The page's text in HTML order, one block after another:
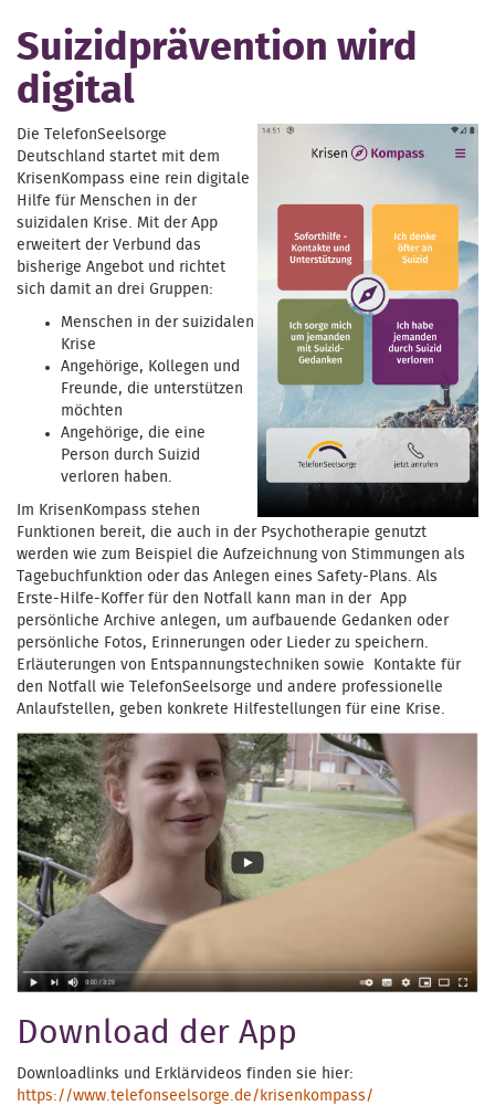
Suizidprävention wird
digital
Die TelefonSeelsorge
Deutschland startet mit dem
KrisenKompass eine rein digitale
Hilfe für Menschen in der
suizidalen Krise. Mit der App
erweitert der Verbund das
bisherige Angebot und richtet
sich damit an drei Gruppen:
Menschen in der suizidalen
Krise
Angehörige, Kollegen und
Freunde, die unterstützen
möchten
Angehörige, die eine
Person durch Suizid
verloren haben.
Im KrisenKompass stehen
Funktionen bereit, die auch in der Psychotherapie genutzt
werden wie zum Beispiel die Aufzeichnung von Stimmungen als
Tagebuchfunktion oder das Anlegen eines Safety-Plans. Als
Erste-Hilfe-Koffer für den Notfall kann man in der App
persönliche Archive anlegen, um aufbauende Gedanken oder
persönliche Fotos, Erinnerungen oder Lieder zu speichern.
Erläuterungen von Entspannungstechniken sowie Kontakte für
den Notfall wie TelefonSeelsorge und andere professionelle
Anlaufstellen, geben konkrete Hilfestellungen für eine Krise.
Download der App
Downloadlinks und Erklärvideos finden sie hier:
https://www.telefonseelsorge.de/krisenkompass/